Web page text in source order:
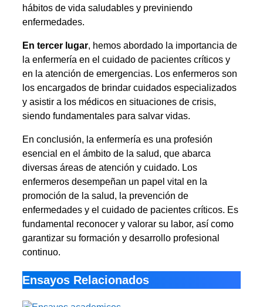
hábitos de vida saludables y previniendo
enfermedades.
En tercer lugar, hemos abordado la importancia de
la enfermería en el cuidado de pacientes críticos y
en la atención de emergencias. Los enfermeros son
los encargados de brindar cuidados especializados
y asistir a los médicos en situaciones de crisis,
siendo fundamentales para salvar vidas.
En conclusión, la enfermería es una profesión
esencial en el ámbito de la salud, que abarca
diversas áreas de atención y cuidado. Los
enfermeros desempeñan un papel vital en la
promoción de la salud, la prevención de
enfermedades y el cuidado de pacientes críticos. Es
fundamental reconocer y valorar su labor, así como
garantizar su formación y desarrollo profesional
continuo.
Ensayos Relacionados